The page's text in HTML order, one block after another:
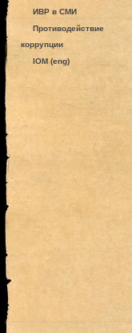
ИВР в СМИ
Противодействие
коррупции
IOM (eng)